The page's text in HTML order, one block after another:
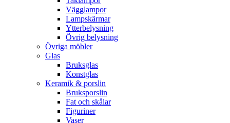
Vägglampor
Lampskärmar
Ytterbelysning
Övrig belysning
Övriga möbler
Glas
Bruksglas
Konstglas
Keramik & porslin
Bruksporslin
Fat och skålar
Figuriner
Vaser